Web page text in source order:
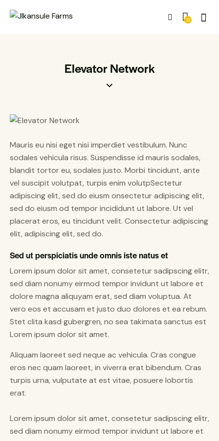
0
Elevator Network
Mauris eu nisi eget nisi imperdiet vestibulum. Nunc
sodales vehicula risus. Suspendisse id mauris sodales,
blandit tortor eu, sodales justo. Morbi tincidunt, ante
vel suscipit volutpat, turpis enim volutpSectetur
adipiscing elit, sed do eiusm onsectetur adipiscing elit,
sed do eiusm od tempor incididunt ut labore. Ut vel
placerat eros, eu tincidunt velit. Consectetur adipiscing
elit, adipiscing elit, sed do.
Sed ut perspiciatis unde omnis iste natus et
Lorem ipsum dolor sit amet, consetetur sadipscing elitr,
sed diam nonumy eirmod tempor invidunt ut labore et
dolore magna aliquyam erat, sed diam voluptua. At
vero eos et accusam et justo duo dolores et ea rebum.
Stet clita kasd gubergren, no sea takimata sanctus est
Lorem ipsum dolor sit amet.
Aliquam laoreet sed neque ac vehicula. Cras congue
eros nec quam laoreet, in viverra erat bibendum. Cras
turpis urna, vulputate at est vitae, posuere lobortis
erat.
Lorem ipsum dolor sit amet, consetetur sadipscing elitr,
sed diam nonumy eirmod tempor invidunt ut labore et